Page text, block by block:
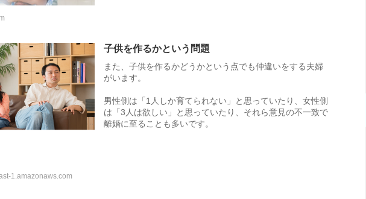
子供を作るかという問題
また、子供を作るかどうかという点でも仲違いをする夫婦
がいます。
男性側は「1人しか育てられない」と思っていたり、女性側
は「3人は欲しい」と思っていたり、それら意見の不一致で
離婚に至ることも多いです。
1.amazonaws.com